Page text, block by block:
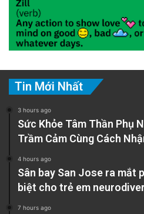
Tin Mới Nhất
3 hours ago
Sức Khỏe Tâm Thần Phụ
Trầm Cảm Cùng Cách
4 hours ago
Sân bay San Jose ra mắt
biệt cho trẻ em
7 hours ago